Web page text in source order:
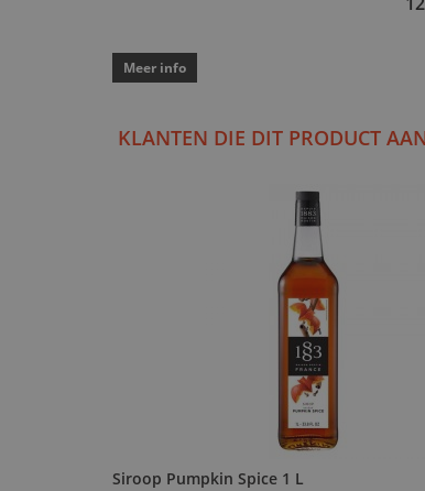
Meer info
KLANTEN DIE DIT PRODUCT
Siroop Pumpkin Spice 1 L